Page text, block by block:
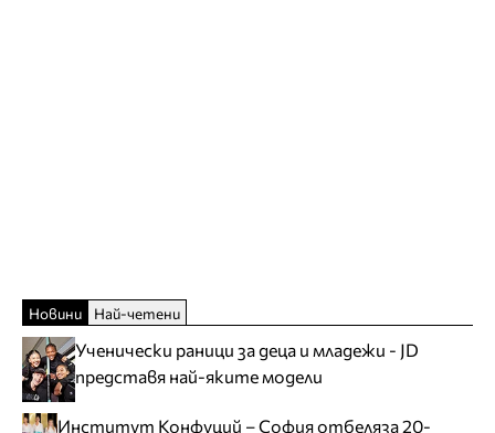
Новини Най-четени
Ученически раници за деца и младежи - JD
представя най-яките модели
Институт Конфуций – София отбеляза 20-